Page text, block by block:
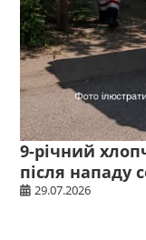
9-річний
після нападу
29.07.2026